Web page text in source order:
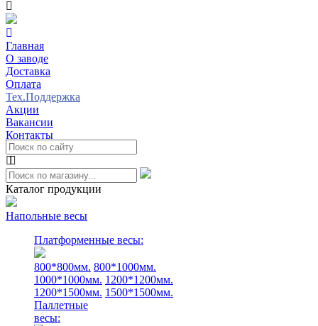
Главная
О заводе
Доставка
Оплата
Тех.Поддержка
Акции
Вакансии
Контакты
Каталог продукции
Напольные весы
Платформенные весы:
800*800мм. 800*1000мм.
1000*1000мм. 1200*1200мм.
1200*1500мм. 1500*1500мм.
Паллетные
весы: